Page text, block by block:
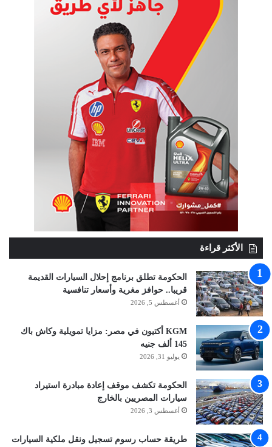
الأكثر قراءة
الحكومة تطلق برنامج إحلال السيارات القديمة
قريبا.. حوافز مغرية وأسعار تنافسية
أغسطس 5, 2026
KGM أكتيون في مصر: مزايا تمويلية وكاش باك
145 ألف جنيه
يوليو 31, 2026
الحكومة تكشف موقف إعادة مبادرة استيراد
سيارات المصريين بالخارج
أغسطس 3, 2026
طريقة حساب رسوم تسجيل ونقل ملكية السيارات